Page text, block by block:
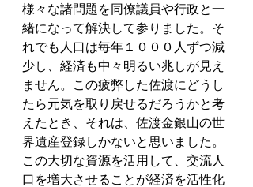
様々な諸問題を同僚議員や行政と一
緒になって解決して参りました。そ
れでも人口は毎年１０００人ずつ減
少し、経済も中々明るい兆しが見え
ません。この疲弊した佐渡にどうし
たら元気を取り戻せるだろうかと考
えたとき、それは、佐渡金銀山の世
界遺産登録しかないと思いました。
この大切な資源を活用して、交流人
口を増大させることが経済を活性化